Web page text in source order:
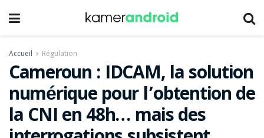
Accueil Régulation
Cameroun : IDCAM, la solution
numérique pour l’obtention de
la CNI en 48h… mais des